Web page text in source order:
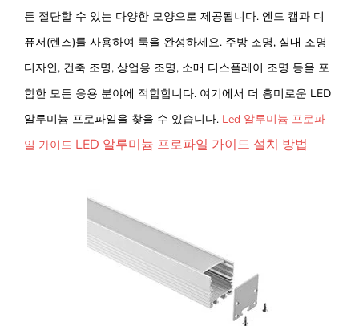
든 절단할 수 있는 다양한 모양으로 제공됩니다. 엔드 캡과 디
퓨저(렌즈)를 사용하여 룩을 완성하세요. 주방 조명, 실내 조명
디자인, 건축 조명, 상업용 조명, 소매 디스플레이 조명 등을 포
함한 모든 응용 분야에 적합합니다. 여기에서 더 흥미로운 LED
알루미늄 프로파일을 찾을 수 있습니다. Led 알루미늄 프로파
일 가이드 LED 알루미늄 프로파일 가이드 설치 방법